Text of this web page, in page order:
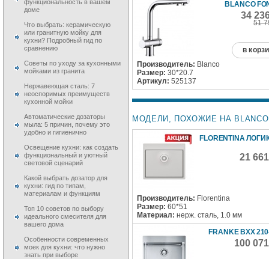
BLANCO
34
51
в
Производитель: Blanco
Размер: 30*20.7
Артикул: 525137
МОДЕЛИ, ПОХОЖИЕ НА BLANCO
FLORENTINA
21
Производитель: Florentina
Размер: 60*51
Материал: нерж. сталь, 1.0 мм
FRANKE BXX
100
функциональность в вашем
доме
Что выбрать: керамическую
или гранитную мойку для
кухни? Подробный гид по
сравнению
Советы по уходу за кухонными
мойками из гранита
Нержавеющая сталь: 7
неоспоримых преимуществ
кухонной мойки
Автоматические дозаторы
мыла: 5 причин, почему это
удобно и гигиенично
Освещение кухни: как создать
функциональный и уютный
световой сценарий
Какой выбрать дозатор для
кухни: гид по типам,
материалам и функциям
Топ 10 советов по выбору
идеального смесителя для
вашего дома
Особенности современных
моек для кухни: что нужно
знать при выборе